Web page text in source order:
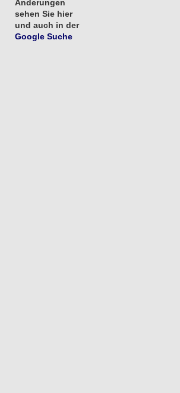
Änderungen
sehen Sie hier
und auch in der
Google Suche